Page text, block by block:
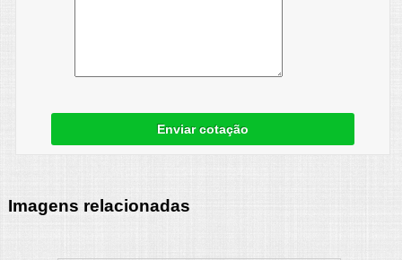
Enviar cotação
Imagens relacionadas